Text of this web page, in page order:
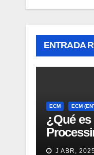
ENTRADA
ECM ECM
¿Qué
J ABR,